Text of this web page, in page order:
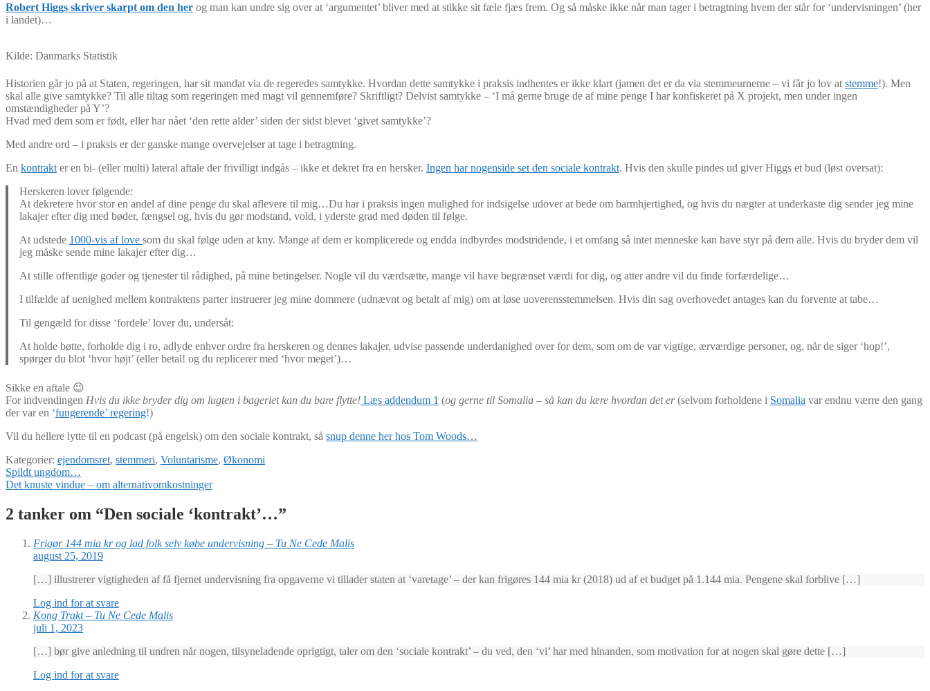
Robert Higgs skriver skarpt om den her og man kan undre sig over at ‘argumentet’ bliver med at stikke sit fæle fjæs frem. Og så måske ikke når man tager i betragtning hvem der står for ‘undervisningen’ (her
i landet)…
Kilde: Danmarks Statistik
Historien går jo på at Staten, regeringen, har sit mandat via de regeredes samtykke. Hvordan dette samtykke i praksis indhentes er ikke klart (jamen det er da via stemmeurnerne – vi får jo lov atstemme!). Men
skal alle give samtykke? Til alle tiltag som regeringen med magt vil gennemføre? Skriftligt? Delvist samtykke – ‘I må gerne bruge de af mine penge I har konfiskeret på X projekt, men under ingen
omstændigheder på Y’?
Hvad med dem som er født, eller har nået ‘den rette alder’ siden der sidst blevet ‘givet samtykke’?
Med andre ord – i praksis er der ganske mange overvejelser at tage i betragtning.
En kontrakter en bi- (eller multi) lateral aftale der frivilligt indgås – ikke et dekret fra en hersker. Ingen har nogenside set den sociale kontrakt. Hvis den skulle pindes ud giver Higgs et bud (løst oversat):
Herskeren lover følgende:
At dekretere hvor stor en andel af dine penge du skal aflevere til mig…Du har i praksis ingen mulighed for indsigelse udover at bede om barmhjertighed, og hvis du nægter at underkaste dig sender jeg mine
lakajer efter dig med bøder, fængsel og, hvis du gør modstand, vold, i yderste grad med døden til følge.
At udstede 1000-vis af love som du skal følge uden at kny. Mange af dem er komplicerede og endda indbyrdes modstridende, i et omfang så intet menneske kan have styr på dem alle. Hvis du bryder dem vil
jeg måske sende mine lakajer efter dig…
At stille offentlige goder og tjenester til rådighed, på mine betingelser. Nogle vil du værdsætte, mange vil have begrænset værdi for dig, og atter andre vil du finde forfærdelige…
I tilfælde af uenighed mellem kontraktens parter instruerer jeg mine dommere (udnævnt og betalt af mig) om at løse uoverensstemmelsen. Hvis din sag overhovedet antages kan du forvente at tabe…
Til gengæld for disse ‘fordele’ lover du, undersåt:
At holde bøtte, forholde dig i ro, adlyde enhver ordre fra herskeren og dennes lakajer, udvise passende underdanighed over for dem, som om de var vigtige, ærværdige personer, og, når de siger ‘hop!’,
spørger du blot ‘hvor højt’ (eller betal! og du replicerer med ‘hvor meget’)…
Sikke en aftale 😉
For indvendingen Hvis du ikke bryder dig om lugten i bageriet kan du bare flytte! Læs addendum 1 (og gerne til Somalia – så kan du lære hvordan det er(selvom forholdene i Somalia var endnu værre den gang
der var en ‘fungerende’ regering!)
Vil du hellere lytte til en podcast (på engelsk) om den sociale kontrakt, så snup denne her hos Tom Woods…
Kategorier: ejendomsret, stemmeri, Voluntarisme, Økonomi
Indlægsnavigation
Forrige
indlæg:
Spildt ungdom…
Næste
Det knuste vindue – om alternativomkostninger
2 tanker om “Den sociale ‘kontrakt’…”
Frigør 144 mia kr og lad folk selv købe undervisning – Tu Ne Cede Malis
august 25, 2019
[…] illustrerer vigtigheden af få fjernet undervisning fra opgaverne vi tillader staten at ‘varetage’ – der kan frigøres 144 mia kr (2018) ud af et budget på 1.144 mia. Pengene skal forblive […]
Log ind for at svare
Kong Trakt – Tu Ne Cede Malis
juli 1, 2023
[…] bør give anledning til undren når nogen, tilsyneladende oprigtigt, taler om den ‘sociale kontrakt’ – du ved, den ‘vi’ har med hinanden, som motivation for at nogen skal gøre dette […]
Log ind for at svare